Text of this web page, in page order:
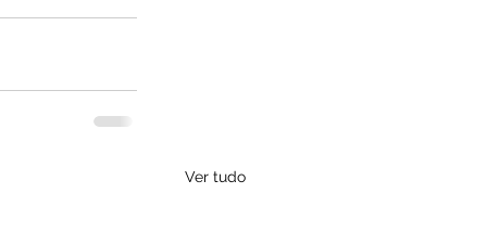
Ver tudo